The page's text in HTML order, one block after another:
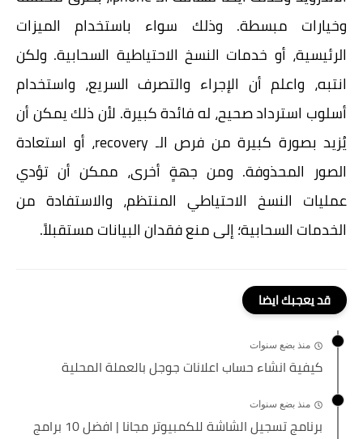
وخيارات مبسطة. وذلك سواء باستخدام الميزات
الرئيسية، أو خدمات النسخ الاحتياطية السحابية. ولكن
انتبه، واعلم أن الإجراء والتصرف السريع، واستخدام
أسلوب استرداد صحيح، له فائدة كبيرة. لأن ذلك يمكن أن
يُزيد بصورة كبيرة من فرص الـ recovery، أو استعادة
الصور المحذوفة. ومن جهةٍ أخرى، ممكن أن تؤدي
عمليات النسخ الاحتياطي المنتظم، والاستفادة من
الخدمات السحابية؛ إلى منع فقدان البيانات مستقبلاً.
قد يعجبك ايضا
منذ بضع سنوات
كيفية انشاء حساب اعلانات جوجل بالعملة المحلية
منذ بضع سنوات
برنامج تسجيل الشاشة للكمبيوتر مجانا | افضل 10 برامج